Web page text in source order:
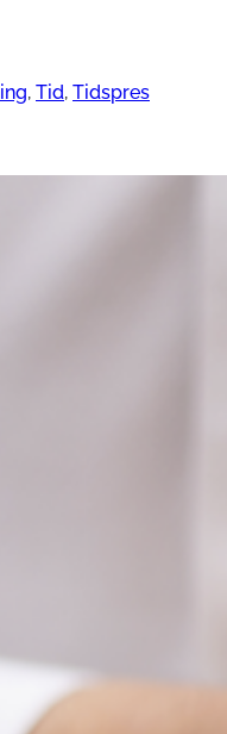
, Tid, Tidspres